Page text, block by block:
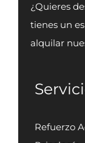
¿Quieres
tienes un
alquilar
Refuerzo